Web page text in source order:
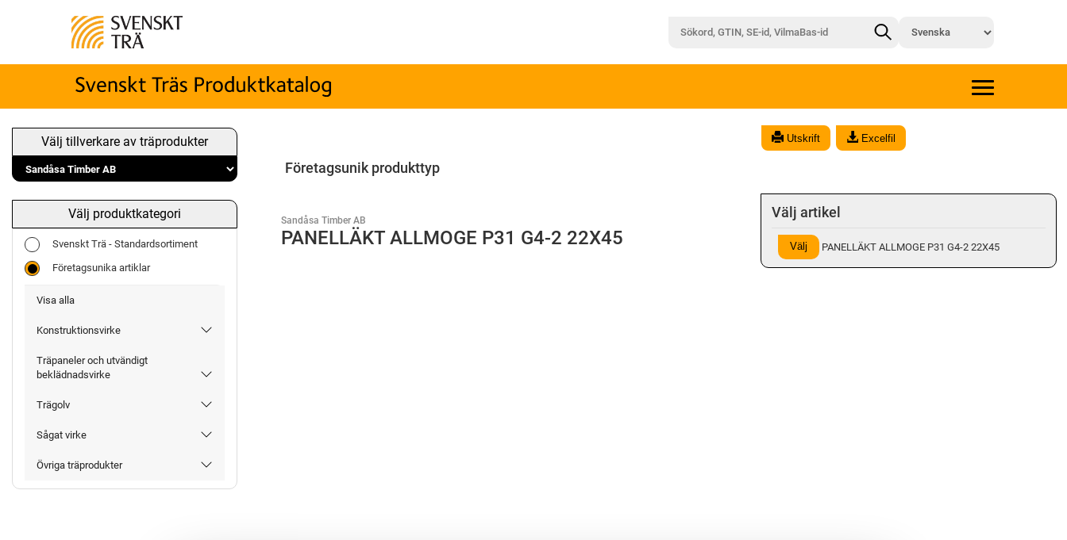
Välj tillverkare av träprodukter
Välj produktkategori
Svenskt Trä - Standardsortiment
Företagsunika artiklar
Visa alla
Konstruktionsvirke
Träpaneler och utvändigt
beklädnadsvirke
Trägolv
Sågat virke
Övriga träprodukter
Utskrift Excelfil
Företagsunik produkttyp
Sandåsa Timber AB
PANELLÄKT ALLMOGE P31 G4-2 22X45
Välj artikel
Välj PANELLÄKT ALLMOGE P31 G4-2 22X45